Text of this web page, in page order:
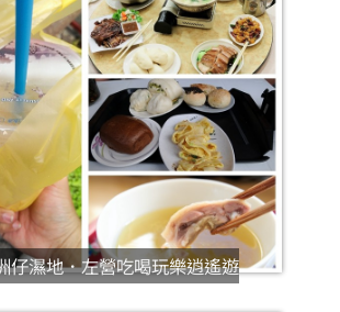
仔濕地．左營吃喝玩樂逍遙遊